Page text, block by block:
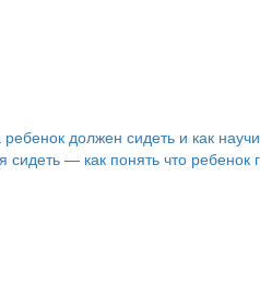
ребенок должен сидеть и как
сидеть — как понять что ребенок